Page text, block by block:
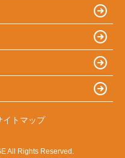
イトマップ
All Rights Reserved.